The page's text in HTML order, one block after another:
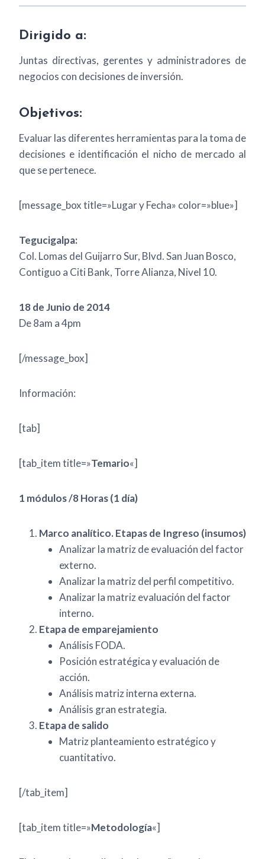
Dirigido a:
Juntas directivas, gerentes y administradores de
negocios con decisiones de inversión.
Objetivos:
Evaluar las diferentes herramientas para la toma de
decisiones e identificación el nicho de mercado al
que se pertenece.
[message_box title=»Lugar y Fecha» color=»blue»]
Tegucigalpa:
Col. Lomas del Guijarro Sur, Blvd. San Juan Bosco,
Contiguo a Citi Bank, Torre Alianza, Nivel 10.
18 de Junio de 2014
De 8am a 4pm
[/message_box]
Información:
[tab]
[tab_item title=»Temario«]
1 módulos /8 Horas (1 día)
Marco analítico. Etapas de Ingreso (insumos)
Analizar la matriz de evaluación del factor
externo.
Analizar la matriz del perfil competitivo.
Analizar la matriz evaluación del factor
interno.
Etapa de emparejamiento
Análisis FODA.
Posición estratégica y evaluación de
acción.
Análisis matriz interna externa.
Análisis gran estrategia.
Etapa de salido
Matriz planteamiento estratégico y
cuantitativo.
[/tab_item]
[tab_item title=»Metodología«]